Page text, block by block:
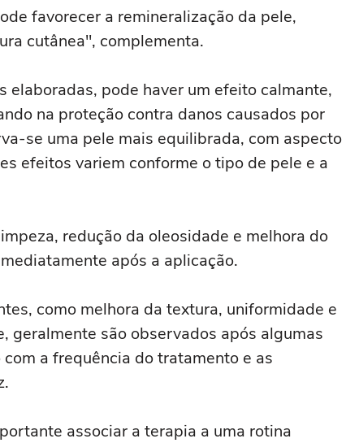
favorecer a remineralização da pele,
cutânea", complementa.
elaboradas, pode haver um efeito calmante,
na proteção contra danos causados por
se uma pele mais equilibrada, com aspecto
efeitos variem conforme o tipo de pele e a
redução da oleosidade e melhora do
após a aplicação.
como melhora da textura, uniformidade e
geralmente são observados após algumas
a frequência do tratamento e as
associar a terapia a uma rotina